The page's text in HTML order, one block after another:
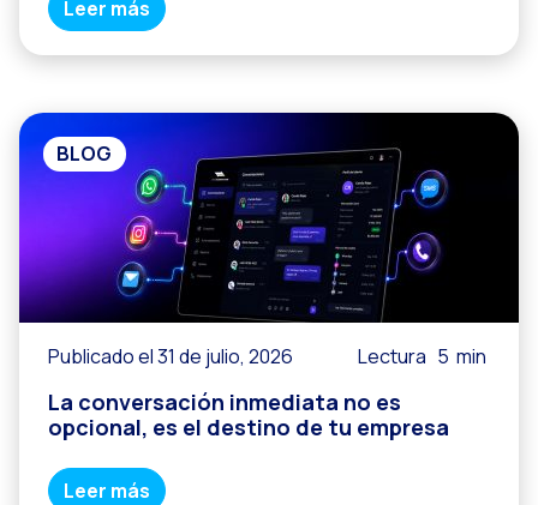
Leer más
BLOG
Publicado el 31 de julio, 2026 Lectura 5 min
La conversación inmediata no es
opcional, es el destino de tu empresa
Leer más